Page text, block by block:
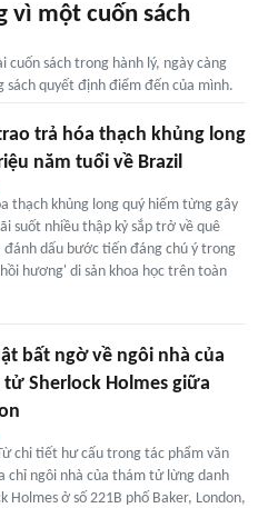
vì một cuốn sách
cuốn sách trong hành lý, ngày càng
quyết định điểm đến của mình.
trả hóa thạch khủng long
năm tuổi về Brazil
thạch khủng long quý hiếm từng gây
suốt nhiều thập kỷ sắp trở về quê
đánh dấu bước tiến đáng chú ý trong
hương' di sản khoa học trên toàn
bất ngờ về ngôi nhà của
Sherlock Holmes giữa
chi tiết hư cấu trong tác phẩm văn
chỉ ngôi nhà của thám tử lừng danh
Holmes ở số 221B phố Baker, London,